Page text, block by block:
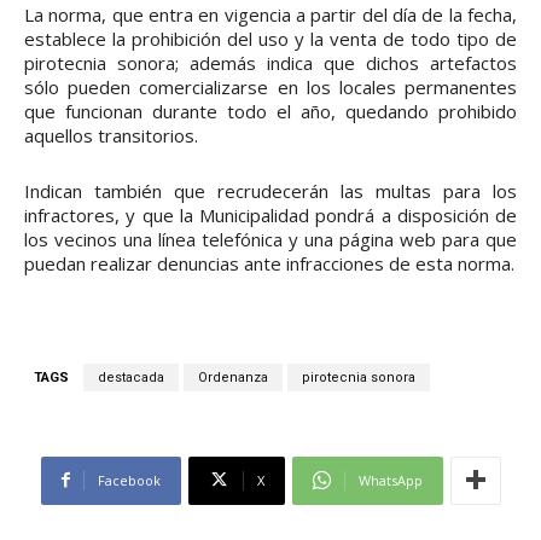
La norma, que entra en vigencia a partir del día de la fecha,
establece la prohibición del uso y la venta de todo tipo de
pirotecnia sonora; además indica que dichos artefactos
sólo pueden comercializarse en los locales permanentes
que funcionan durante todo el año, quedando prohibido
aquellos transitorios.
Indican también que recrudecerán las multas para los
infractores, y que la Municipalidad pondrá a disposición de
los vecinos una línea telefónica y una página web para que
puedan realizar denuncias ante infracciones de esta norma.
TAGS destacada Ordenanza pirotecnia sonora
Facebook X WhatsApp